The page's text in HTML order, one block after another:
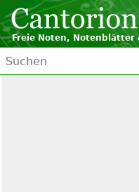
Freie Noten,